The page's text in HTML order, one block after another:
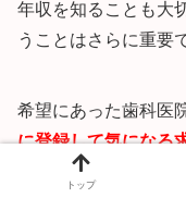
年収を知ることも大
うことはさらに重要
希望にあった歯科医
に登録して気になる
トップ